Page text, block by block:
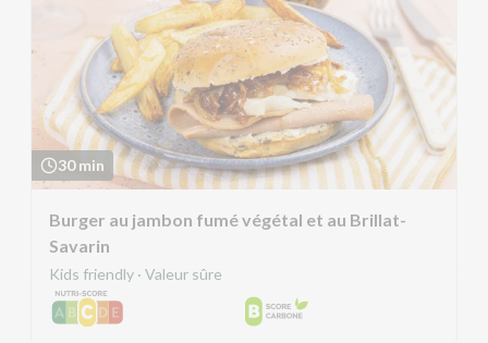
30 min
Burger au jambon fumé végétal et au Brillat-
Savarin
Kids friendly · Valeur sûre